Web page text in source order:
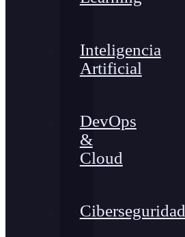
Inteligencia
Artificial
DevOps
&
Cloud
Ciberseguridad